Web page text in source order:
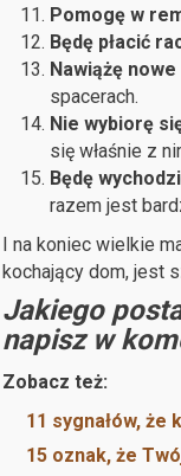
Pomogę w
Będę płacić
Nawiążę
spacerach.
Nie wybiorę
się właśnie z
Będę
razem jest
I na koniec wielkie
kochający dom, jest
Jakiego
napisz w
Zobacz też:
11 sygnałów,
15 oznak, że